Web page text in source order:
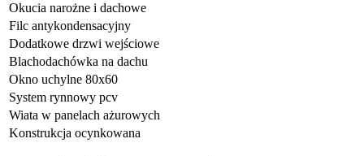
Okucia narożne i dachowe
Filc antykondensacyjny
Dodatkowe drzwi wejściowe
Blachodachówka na dachu
Okno uchylne 80x60
System rynnowy pcv
Wiata w panelach ażurowych
Konstrukcja ocynkowana